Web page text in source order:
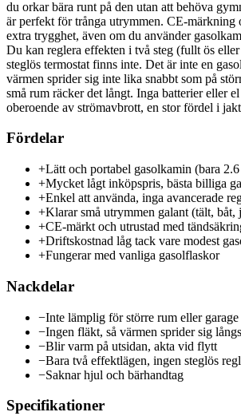
du orkar bära runt på den utan att behöva
är perfekt för trånga utrymmen. CE-märkning
extra trygghet, även om du använder
Du kan reglera effekten i två steg (fullt ös
steglös termostat finns inte. Det är inte en
värmen sprider sig inte lika snabbt som på
små rum räcker det långt. Inga batterier eller
oberoende av strömavbrott, en stor fördel i
Fördelar
+Lätt och portabel gasolkamin (bara
+Mycket lågt inköpspris, bästa billiga
+Enkel att använda, inga avancerade
+Klarar små utrymmen galant (tält, båt,
+CE-märkt och utrustad med
+Driftskostnad låg tack vare modest
+Fungerar med vanliga gasolflaskor
Nackdelar
−Inte lämplig för större rum eller garage
−Ingen fläkt, så värmen sprider sig
−Blir varm på utsidan, akta vid flytt
−Bara två effektlägen, ingen steglös
−Saknar hjul och bärhandtag
Specifikationer